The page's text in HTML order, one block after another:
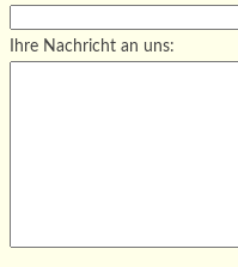
Ihre Nachricht an uns: